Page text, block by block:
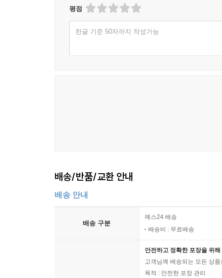
평점
한글 기준 50자까지 작성가능
배송/반품/교환 안내
배송 안내
배송 구분
예스24 배송
배송비 : 무료배송
안전하고 정확한 포장을 위
고객님께 배송되는 모든 상
목적 : 안전한 포장 관리